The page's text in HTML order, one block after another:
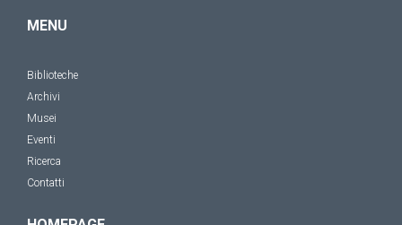
MENU
Biblioteche
Archivi
Musei
Eventi
Ricerca
Contatti